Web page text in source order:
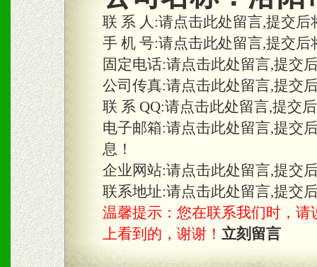
合作关系。
三、物料及媒体
1、免费提供体验及宣传彩
2、不定期在各大知名网站
知名度和影响力。
3、根据地方实际情况提供
具。
联 系 人:请点击此处留言,提交
手 机 号:请点击此处留言,提交
固定电话:请点击此处留言,提交
公司传真:请点击此处留言,提交
联 系 QQ:请点击此处留言,提交
电子邮箱:请点击此处留言,提交
息！
企业网站:请点击此处留言,提交
联系地址:请点击此处留言,提交
温馨提示：您在联系我们时，请
上看到的，谢谢！ 立刻留言